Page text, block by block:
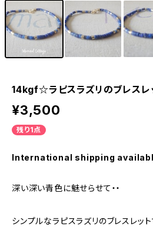
14kgf☆ラピスラズリのブレスレ
¥3,500
残り1点
International shipping
深い深い青色に魅せらせて・・
シンプルなラピスラズリのブレスレット